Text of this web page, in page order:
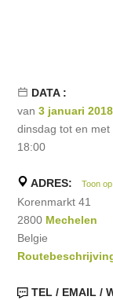
DATA :
van3 januari 2018
dinsdag tot en
18:00
ADRES: Toon
Korenmarkt 41
2800 Mechelen
Belgie
TEL / EMAIL /